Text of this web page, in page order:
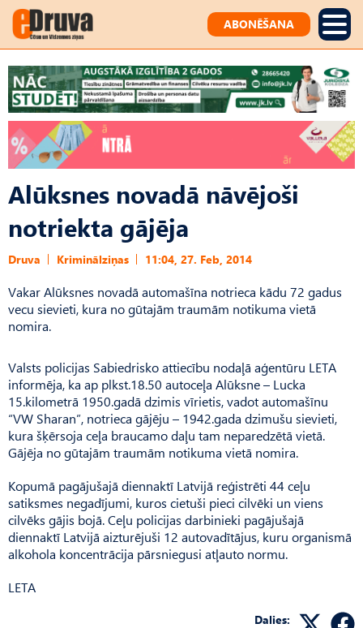
ABONĒŠANA
Alūksnes novadā nāvējoši
notriekta gājēja
Druva Kriminālziņas 11:04, 27. Feb, 2014
Vakar Alūksnes novadā automašīna notrieca kādu 72 gadus
vecu sievieti, kura no gūtajām traumām notikuma vietā
nomira.
Valsts policijas Sabiedrisko attiecību nodaļā aģentūru LETA
informēja, ka ap plkst.18.50 autoceļa Alūksne – Lucka
15.kilometrā 1950.gadā dzimis vīrietis, vadot automašīnu
“VW Sharan”, notrieca gājēju – 1942.gada dzimušu sievieti,
kura šķērsoja ceļa braucamo daļu tam neparedzētā vietā.
Gājēja no gūtajām traumām notikuma vietā nomira.
Kopumā pagājušajā diennaktī Latvijā reģistrēti 44 ceļu
satiksmes negadījumi, kuros cietuši pieci cilvēki un viens
cilvēks gājis bojā. Ceļu policijas darbinieki pagājušajā
diennaktī Latvijā aizturējuši 12 autovadītājus, kuru organismā
alkohola koncentrācija pārsniegusi atļauto normu.
LETA
Dalies: